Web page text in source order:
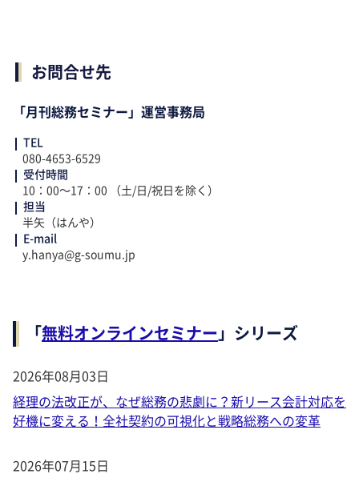
お問合せ先
「月刊総務セミナー」運営事務局
TEL
080-4653-6529
受付時間
10：00～17：00 （土/日/祝日を除く）
担当
半矢（はんや）
E-mail
y.hanya@g-soumu.jp
「無料オンラインセミナー」シリーズ
2026年08月03日
経理の法改正が、なぜ総務の悲劇に？新リース会計対応を
好機に変える！全社契約の可視化と戦略総務への変革
2026年07月15日